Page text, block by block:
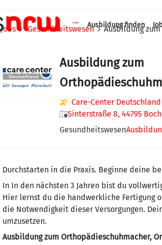
Ausbildung finden
Jobs Gesundheitswesen Ausbildung
Ausbildung zum
Care-Center Deutschland
Sinterstraße 8, 44795
Gesundheitswesen
Durchstarten in die Praxis. Beginne deine
In In den nächsten 3 Jahren bist du
Hier lernst du die handwerkliche
die Notwendigkeit dieser Versorgungen.
umzusetzen.
Ausbildung zum Orthopädieschuhmacher,